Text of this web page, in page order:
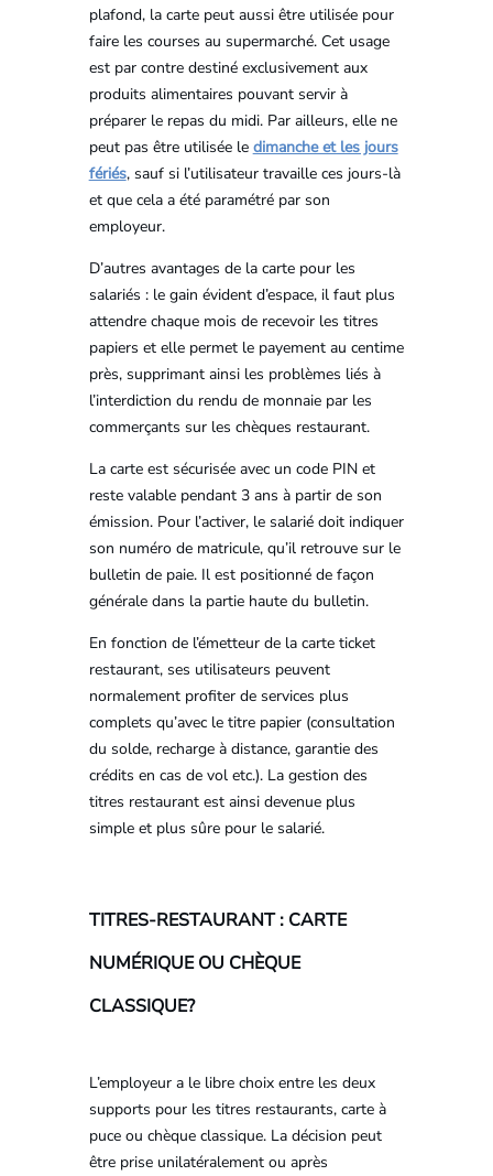
plafond, la carte peut aussi être utilisée pour
faire les courses au supermarché. Cet usage
est par contre destiné exclusivement aux
produits alimentaires pouvant servir à
préparer le repas du midi. Par ailleurs, elle ne
peut pas être utilisée le dimanche et les jours
fériés, sauf si l’utilisateur travaille ces jours-là
et que cela a été paramétré par son
employeur.
D’autres avantages de la carte pour les
salariés : le gain évident d’espace, il faut plus
attendre chaque mois de recevoir les titres
papiers et elle permet le payement au centime
près, supprimant ainsi les problèmes liés à
l’interdiction du rendu de monnaie par les
commerçants sur les chèques restaurant.
La carte est sécurisée avec un code PIN et
reste valable pendant 3 ans à partir de son
émission. Pour l’activer, le salarié doit indiquer
son numéro de matricule, qu’il retrouve sur le
bulletin de paie. Il est positionné de façon
générale dans la partie haute du bulletin.
En fonction de l’émetteur de la carte ticket
restaurant, ses utilisateurs peuvent
normalement profiter de services plus
complets qu’avec le titre papier (consultation
du solde, recharge à distance, garantie des
crédits en cas de vol etc.). La gestion des
titres restaurant est ainsi devenue plus
simple et plus sûre pour le salarié.
TITRES-RESTAURANT : CARTE
NUMÉRIQUE OU CHÈQUE
CLASSIQUE?
L’employeur a le libre choix entre les deux
supports pour les titres restaurants, carte à
puce ou chèque classique. La décision peut
être prise unilatéralement ou après